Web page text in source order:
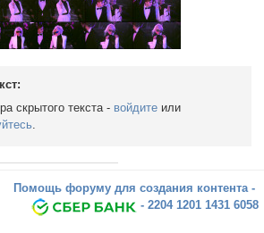
скрытого текста - войдите или
Помощь форуму для создания контента -
- 2204 1201 1431 6058